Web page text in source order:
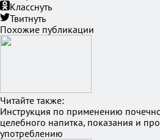
Класснуть
Твитнуть
Похожие публикации
Читайте также:
Инструкция по применению
целебного напитка, показания и
употреблению